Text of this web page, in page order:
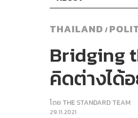
THAILAND /
Bridging
คิดต่างได้
โดย THE STANDARD TEAM
29.11.2021